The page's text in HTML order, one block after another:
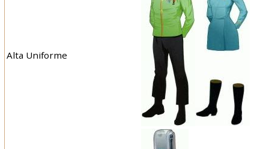
Alta Uniforme